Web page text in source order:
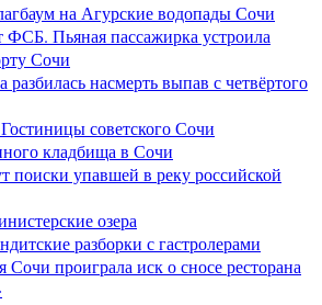
на Агурские водопады Сочи
ФСБ. Пьяная пассажирка устроила
Сочи
насмерть выпав с четвёртого
советского Сочи
кладбища в Сочи
поиски упавшей в реку российской
озера
разборки с гастролерами
проиграла иск о сносе ресторана